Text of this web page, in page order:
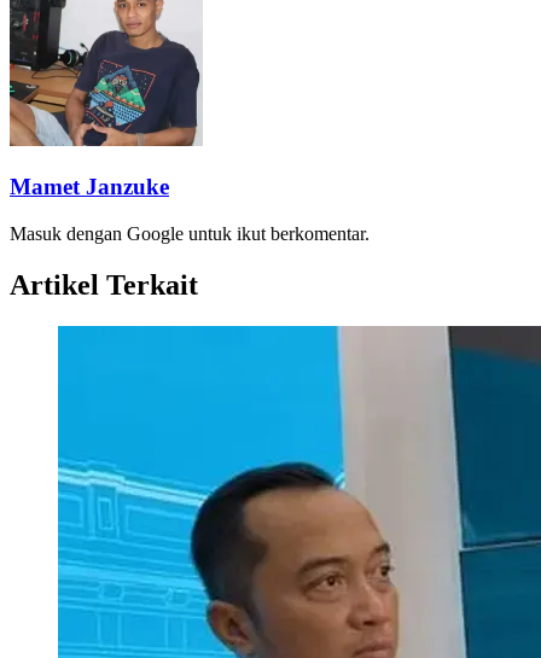
Mamet Janzuke
Masuk dengan Google untuk ikut berkomentar.
Artikel Terkait